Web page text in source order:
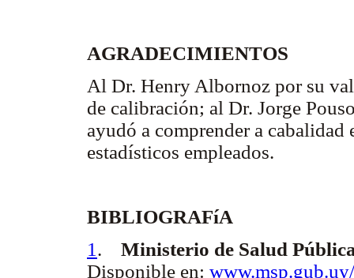
AGRADECIMIENTOS
Al Dr. Henry Albornoz por su
de calibración; al Dr. Jorge
ayudó a comprender a
estadísticos empleados.
BIBLIOGRAFíA
1 . Ministerio de Salud
Disponible en: